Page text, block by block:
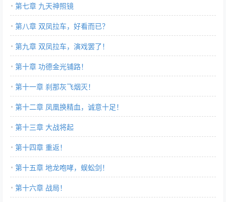
第七章 九天神照镜
第八章 双凤拉车，好看而已？
第九章 双凤拉车，演戏罢了！
第十章 功德金光铺路！
第十一章 刹那灰飞烟灭！
第十二章 凤凰换精血，诚意十足！
第十三章 大战将起
第十四章 重返！
第十五章 地龙咆哮，蜈蚣剑！
第十六章 战局！